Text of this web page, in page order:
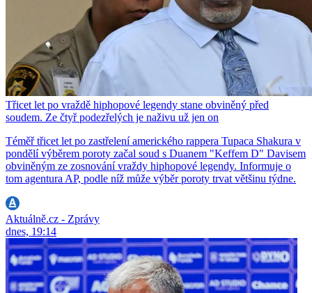
Třicet let po vraždě hiphopové legendy stane obviněný před
soudem. Ze čtyř podezřelých je naživu už jen on
Téměř třicet let po zastřelení amerického rappera Tupaca Shakura v
pondělí výběrem poroty začal soud s Duanem "Keffem D" Davisem
obviněným ze zosnování vraždy hiphopové legendy. Informuje o
tom agentura AP, podle níž může výběr poroty trvat většinu týdne.
Aktuálně.cz - Zprávy
dnes, 19:14